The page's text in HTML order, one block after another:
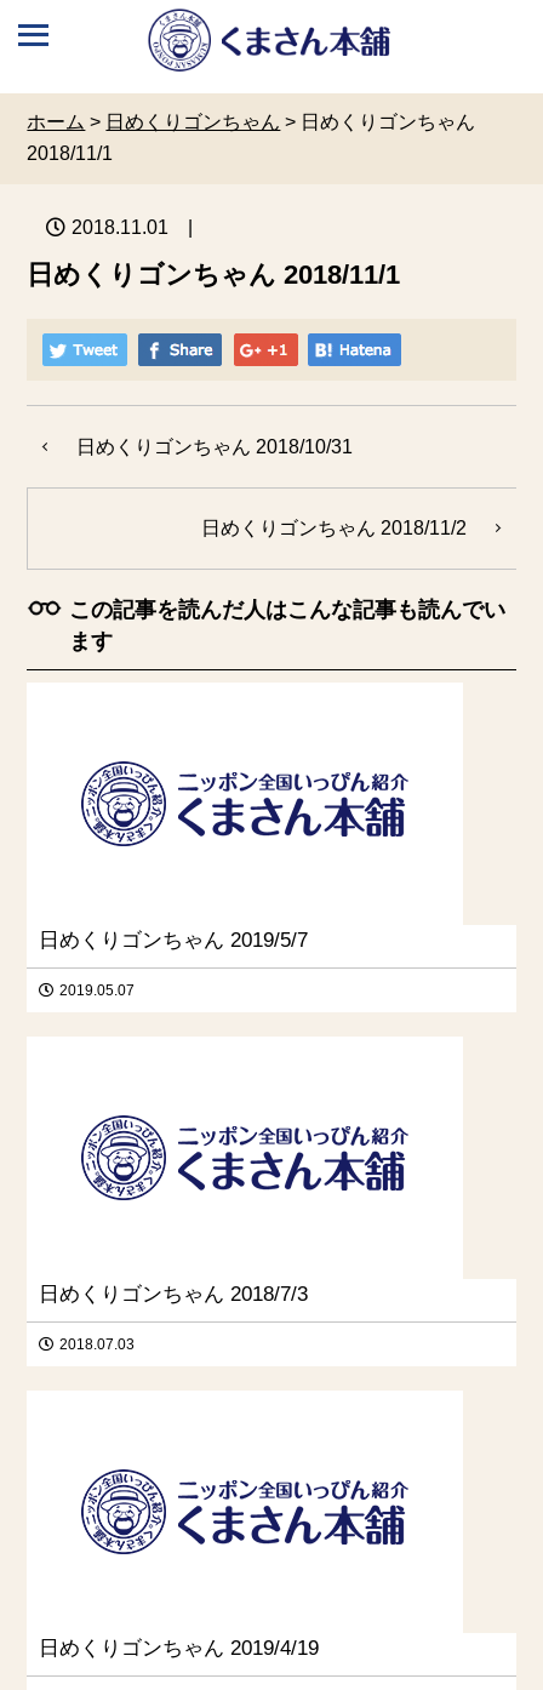
ホーム > 日めくりゴンちゃん > 日めくりゴンちゃん
2018/11/1
2018.11.01
日めくりゴンちゃん 2018/11/1
日めくりゴンちゃん 2018/10/31
日めくりゴンちゃん 2018/11/2
この記事を読んだ人はこんな記事も読んでい
ます
日めくりゴンちゃん 2019/5/7
2019.05.07
日めくりゴンちゃん 2018/7/3
2018.07.03
日めくりゴンちゃん 2019/4/19